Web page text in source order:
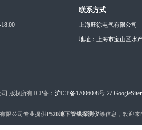
联系方式
上海旺徐电气有限公司
地址：上海市宝山区水
版权所有 ICP备： 沪ICP备17006008号-27
限公司专业提供P520地下管线探测仪等信息，欢迎来